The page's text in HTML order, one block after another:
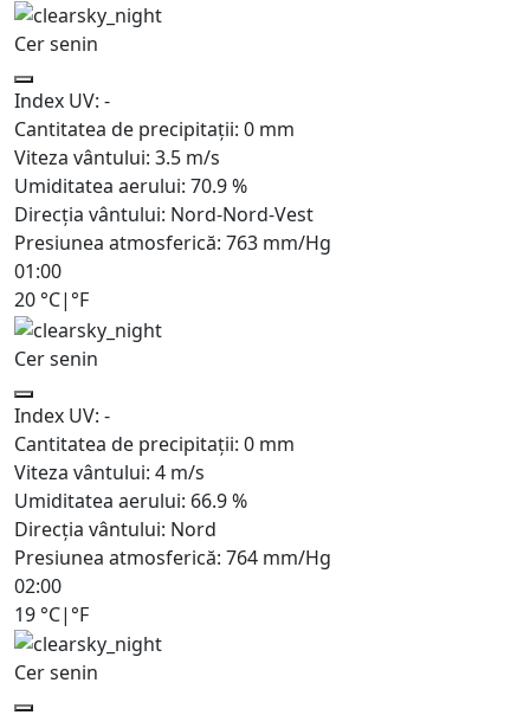
Cer senin
Index UV: -
Cantitatea de precipitații: 0 mm
Viteza vântului: 3.5 m/s
Umiditatea aerului: 70.9%
Direcția vântului: Nord-Nord-Vest
Presiunea atmosferică: 763 mm/Hg
01:00
20 °C| °F
Cer senin
Index UV: -
Cantitatea de precipitații: 0 mm
Viteza vântului: 4 m/s
Umiditatea aerului: 66.9%
Direcția vântului: Nord
Presiunea atmosferică: 764 mm/Hg
02:00
19 °C| °F
Cer senin